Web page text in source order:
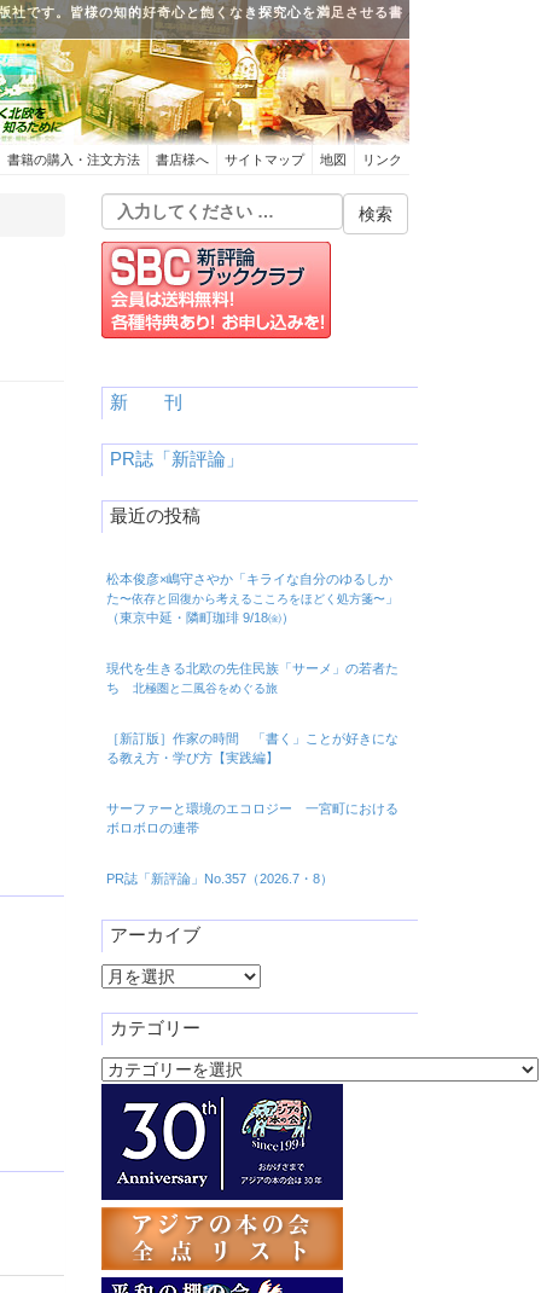
社です。皆様の知的好奇心と飽くなき探究心を満足させる書
書籍の購入・注文方法 書店様へ サイトマップ 地図 リンク
新 刊
PR誌「新評論」
最近の投稿
松本俊彦×嶋守さやか「キライな自分のゆるしか
た〜依存と回復から考えるこころをほどく処方箋〜」
（東京中延・隣町珈琲 9/18㈮）
現代を生きる北欧の先住民族「サーメ」の若者た
ち 北極圏と二風谷をめぐる旅
［新訂版］作家の時間 「書く」ことが好きにな
る教え方・学び方【実践編】
サーファーと環境のエコロジー 一宮町における
ボロボロの連帯
PR誌「新評論」No.357（2026.7・8）
アーカイブ
ア
カ
イ
ブ
カテゴリー
カ